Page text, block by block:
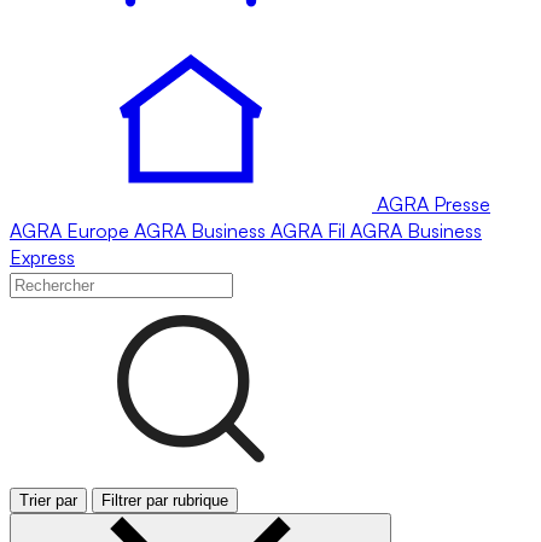
AGRA Presse
AGRA Europe AGRA Business AGRA Fil AGRA Business
Express
Trier par Filtrer par rubrique